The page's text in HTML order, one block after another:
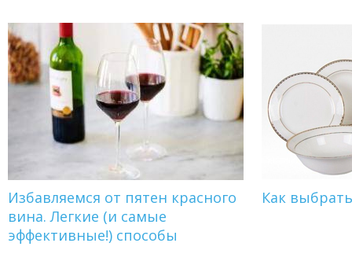
Избавляемся от пятен красного
вина. Легкие (и самые
эффективные!) способы
Как